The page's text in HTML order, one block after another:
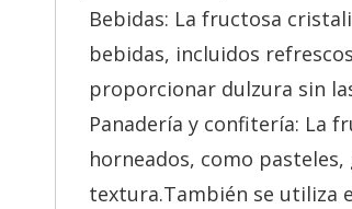
Bebidas: La fructosa
bebidas, incluidos
proporcionar dulzura sin
Panadería y confitería: La
horneados, como
textura.También se utiliza